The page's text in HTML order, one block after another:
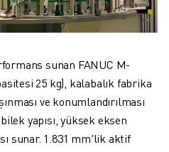
sunan FANUC M-
25 kg), kalabalık fabrika
ve konumlandırılması
yapısı, yüksek eksen
sunar. 1.831 mm'lik aktif